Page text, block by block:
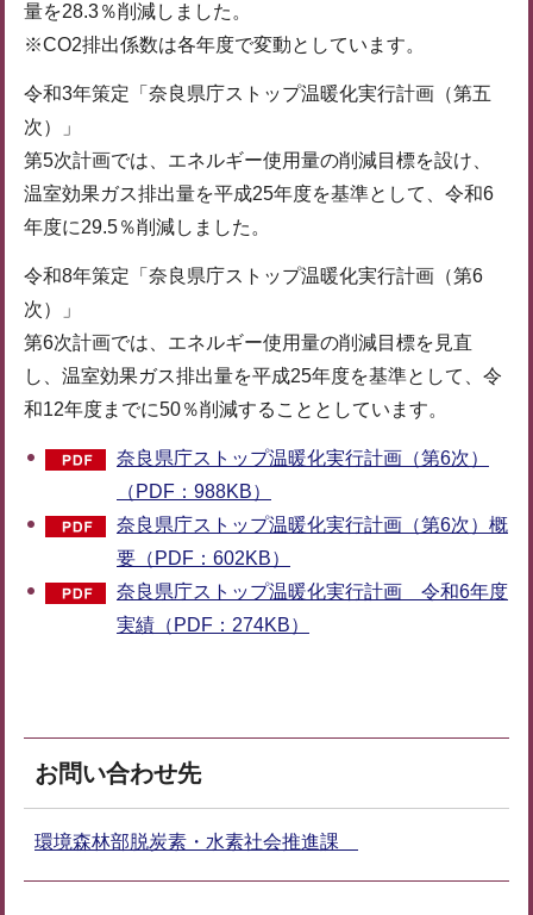
量を28.3％削減しました。
※CO2排出係数は各年度で変動としています。
令和3年策定「奈良県庁ストップ温暖化実行計画（第五
次）」
第5次計画では、エネルギー使用量の削減目標を設け、
温室効果ガス排出量を平成25年度を基準として、令和6
年度に29.5％削減しました。
令和8年策定「奈良県庁ストップ温暖化実行計画（第6
次）」
第6次計画では、エネルギー使用量の削減目標を見直
し、温室効果ガス排出量を平成25年度を基準として、令
和12年度までに50％削減することとしています。
奈良県庁ストップ温暖化実行計画（第6次）
（PDF：988KB）
奈良県庁ストップ温暖化実行計画（第6次）概
要（PDF：602KB）
奈良県庁ストップ温暖化実行計画 令和6年度
実績（PDF：274KB）
お問い合わせ先
環境森林部脱炭素・水素社会推進課